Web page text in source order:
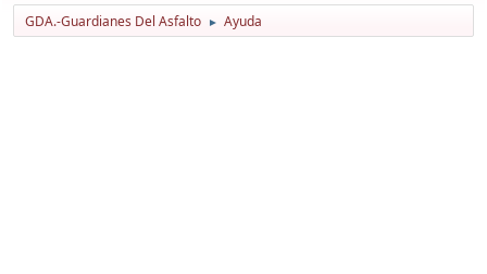
GDA.-Guardianes Del Asfalto ► Ayuda